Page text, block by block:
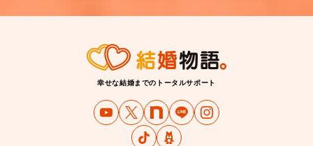
幸せな結婚までのトータルサポート